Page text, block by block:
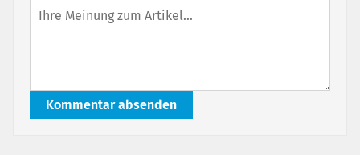
Kommentar absenden